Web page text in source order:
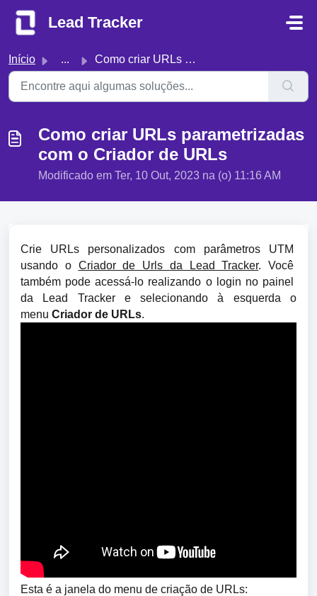
Lead Tracker
Início ... Como criar URLs parametrizadas com o Criador de URLs
Como criar URLs parametrizadas
com o Criador de URLs
Modificado em Ter, 10 Out, 2023 na (o) 11:16 AM
Crie URLs personalizados com parâmetros UTM
usando o Criador de Urls da Lead Tracker. Você
também pode acessá-lo realizando o login no painel
da Lead Tracker e selecionando à esquerda o
menu Criador de URLs.
Esta é a janela do menu de criação de URLs: